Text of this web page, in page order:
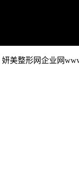
妍美整形网企业网